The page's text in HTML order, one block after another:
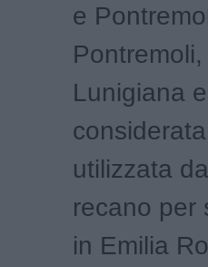
e
Lunigiana
utilizzata
recano per
in Emilia